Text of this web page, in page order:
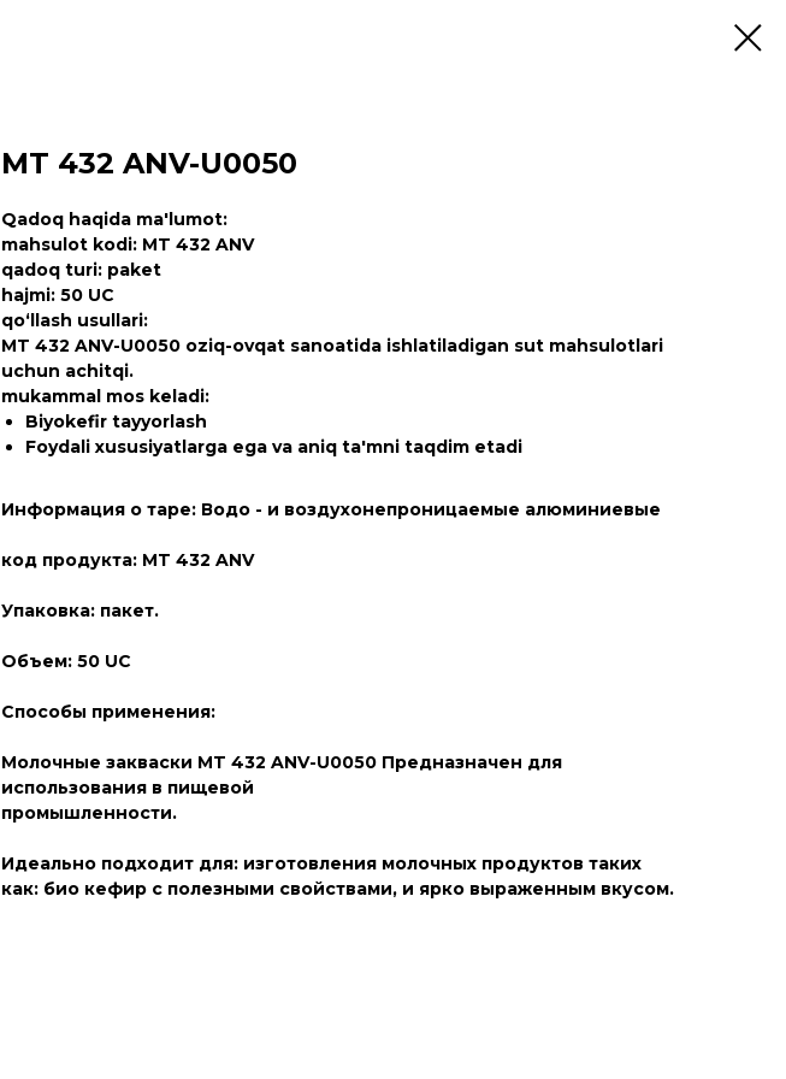
MT 432 ANV-U0050
Qadoq haqida ma'lumot:
mahsulot kodi: MT 432 ANV
qadoq turi: paket
hajmi: 50 UC
qo‘llash usullari:
MT 432 ANV-U0050 oziq-ovqat sanoatida ishlatiladigan sut mahsulotlari
uchun achitqi.
mukammal mos keladi:
Biyokefir tayyorlash
Foydali xususiyatlarga ega va aniq ta'mni taqdim etadi
Информация о таре: Водо - и воздухонепроницаемые алюминиевые
код продукта: MT 432 ANV
Упаковка: пакет.
Объем: 50 UC
Способы применения:
Молочные закваски MT 432 ANV-U0050 Предназначен для
использования в пищевой
промышленности.
Идеально подходит для: изготовления молочных продуктов таких
как: био кефир с полезными свойствами, и ярко выраженным вкусом.